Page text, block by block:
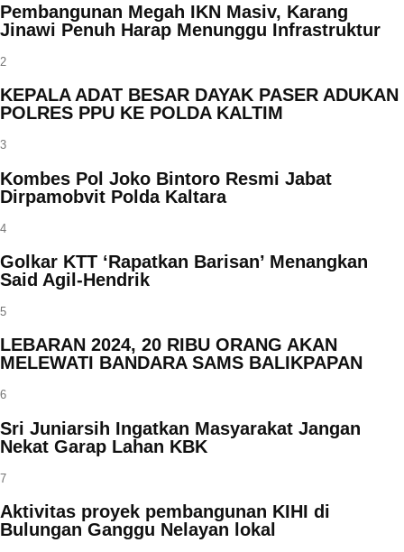
Pembangunan Megah IKN Masiv, Karang
Jinawi Penuh Harap Menunggu Infrastruktur
2
KEPALA ADAT BESAR DAYAK PASER ADUKAN
POLRES PPU KE POLDA KALTIM
3
Kombes Pol Joko Bintoro Resmi Jabat
Dirpamobvit Polda Kaltara
4
Golkar KTT ‘Rapatkan Barisan’ Menangkan
Said Agil-Hendrik
5
LEBARAN 2024, 20 RIBU ORANG AKAN
MELEWATI BANDARA SAMS BALIKPAPAN
6
Sri Juniarsih Ingatkan Masyarakat Jangan
Nekat Garap Lahan KBK
7
Aktivitas proyek pembangunan KIHI di
Bulungan Ganggu Nelayan lokal